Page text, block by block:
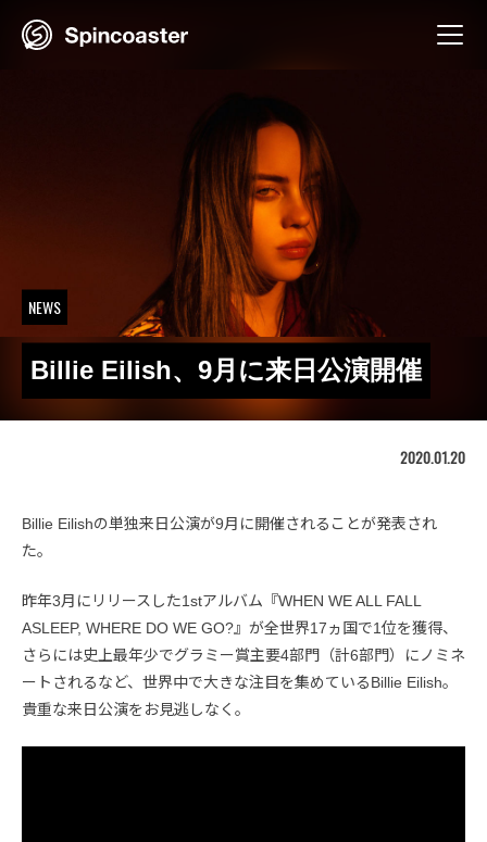
NEWS
Billie Eilish、9月に来日公演開催
2020.01.20
Billie Eilishの単独来日公演が9月に開催されることが発表され
た。
昨年3月にリリースした1stアルバム『WHEN WE ALL FALL
ASLEEP, WHERE DO WE GO?』が全世界17ヵ国で1位を獲得、
さらには史上最年少でグラミー賞主要4部門（計6部門）にノミネ
ートされるなど、世界中で大きな注目を集めているBillie Eilish。
貴重な来日公演をお見逃しなく。